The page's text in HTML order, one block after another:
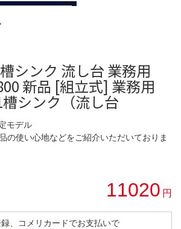
シンク 流し台 業務用
新品 [組立式] 業務用
シンク（流し台
モデル
の使い心地などをご紹介いただいておりま
11020 円
、コメリカードでお支払いで